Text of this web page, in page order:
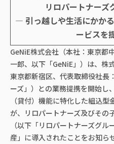
リロパートナーズ
― 引っ越しや生活にかか
ービスを
GeNiE株式会社（本社：東京都
一郎、以下「GeNiE」）は、株
東京都新宿区、代表取締役社長
ーズ」）との業務提携を開始し
（貸付）機能に特化した組込型
が、リロパートナーズ及びその
（以下「リロパートナーズグ
産」に導入されたことをお知ら